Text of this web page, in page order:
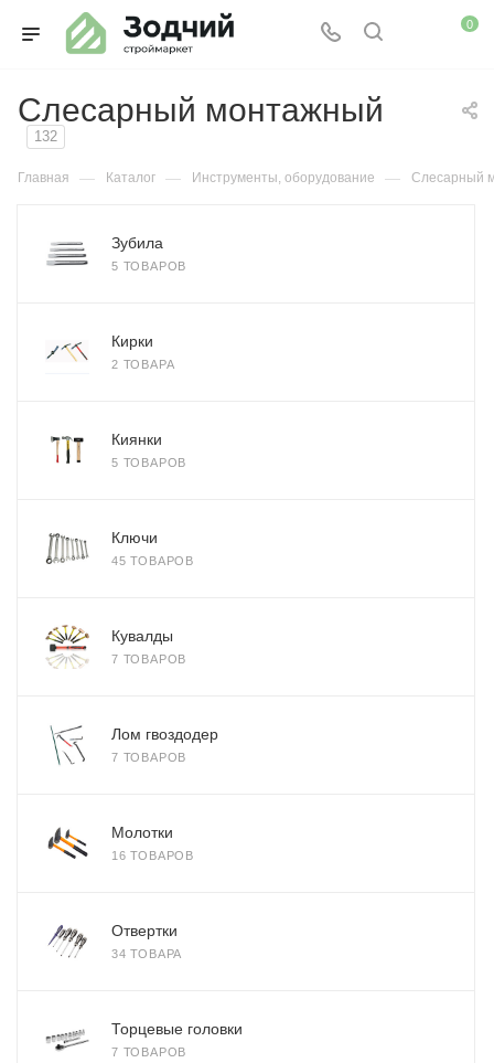
0
Слесарный монтажный
132
Главная — Каталог — Инструменты, оборудование — Слесарный
Зубила
5 ТОВАРОВ
Кирки
2 ТОВАРА
Киянки
5 ТОВАРОВ
Ключи
45 ТОВАРОВ
Кувалды
7 ТОВАРОВ
Лом гвоздодер
7 ТОВАРОВ
Молотки
16 ТОВАРОВ
Отвертки
34 ТОВАРА
Торцевые головки
7 ТОВАРОВ